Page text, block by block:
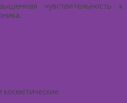
чувствительность к
косметические